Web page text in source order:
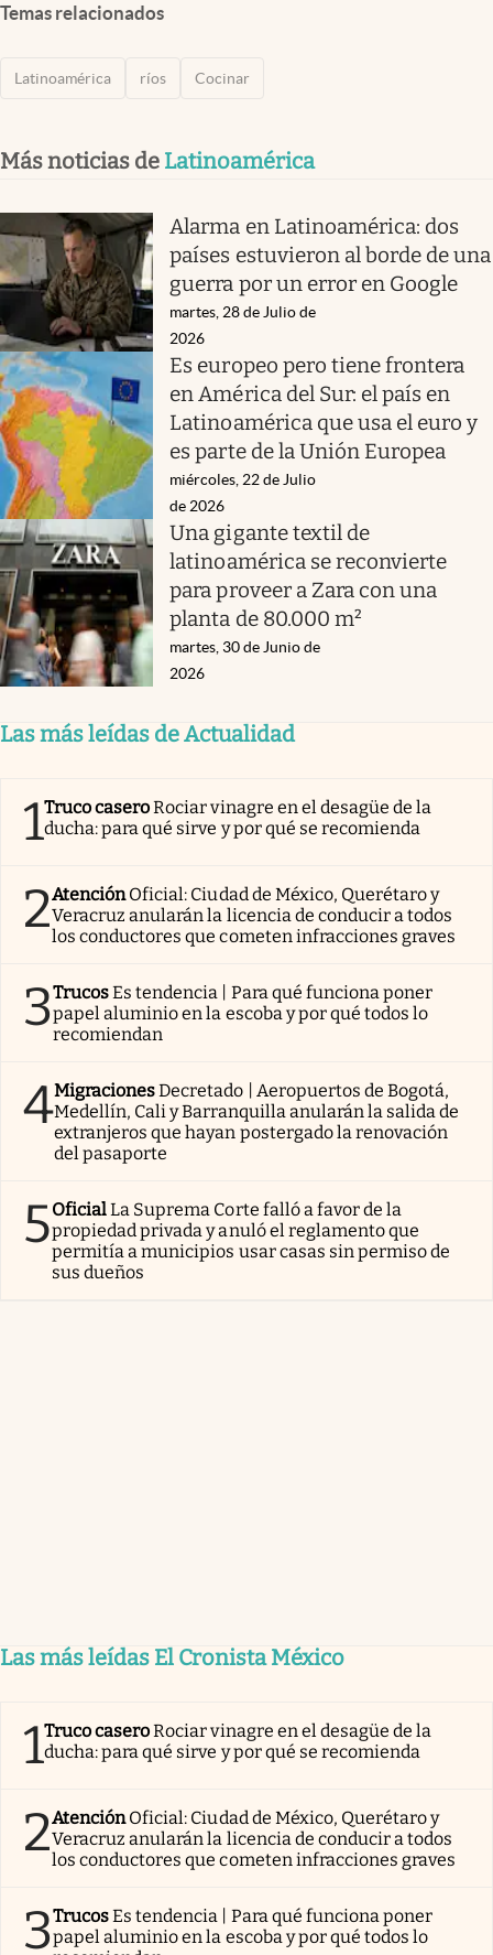
Temas relacionados
Latinoamérica ríos Cocinar
Más noticias de Latinoamérica
Alarma en Latinoamérica: dos
países estuvieron al borde de una
guerra por un error en Google
martes, 28 de Julio de
2026
Es europeo pero tiene frontera
en América del Sur: el país en
Latinoamérica que usa el euro y
es parte de la Unión Europea
miércoles, 22 de Julio
de 2026
Una gigante textil de
latinoamérica se reconvierte
para proveer a Zara con una
planta de 80.000 m²
martes, 30 de Junio de
2026
Las más leídas de Actualidad
1Truco caseroRociar vinagre en el desagüe de la
ducha: para qué sirve y por qué se recomienda
2AtenciónOficial: Ciudad de México, Querétaro y
Veracruz anularán la licencia de conducir a todos
los conductores que cometen infracciones graves
3TrucosEs tendencia | Para qué funciona poner
papel aluminio en la escoba y por qué todos lo
recomiendan
4MigracionesDecretado | Aeropuertos de Bogotá,
Medellín, Cali y Barranquilla anularán la salida de
extranjeros que hayan postergado la renovación
del pasaporte
5OficialLa Suprema Corte falló a favor de la
propiedad privada y anuló el reglamento que
permitía a municipios usar casas sin permiso de
sus dueños
Las más leídas El Cronista México
1Truco caseroRociar vinagre en el desagüe de la
ducha: para qué sirve y por qué se recomienda
2AtenciónOficial: Ciudad de México, Querétaro y
Veracruz anularán la licencia de conducir a todos
los conductores que cometen infracciones graves
3TrucosEs tendencia | Para qué funciona poner
papel aluminio en la escoba y por qué todos lo